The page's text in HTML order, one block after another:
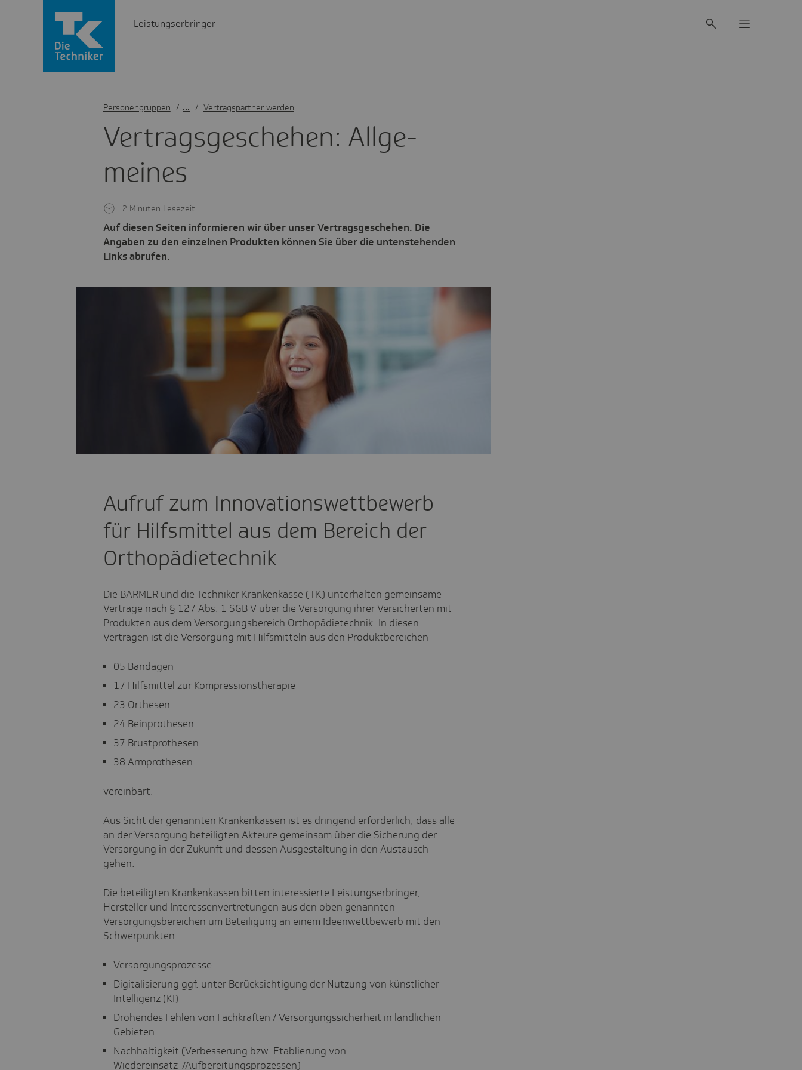
Leistungserbringer
Vertrags­ge­sche­hen: Allge­
meines
Auf diesen Seiten informieren wir über unser Vertragsgeschehen. Die
Angaben zu den einzelnen Produkten können Sie über die untenstehenden
Links abrufen.
2 Minuten Lesezeit
Personengruppen / Vertragspartner werden
Aufruf zum Innovationswettbewerb
für Hilfsmittel aus dem Bereich der
Orthopädietechnik
Die BARMER und die Techniker Krankenkasse (TK) unterhalten gemeinsame
Verträge nach § 127 Abs. 1 SGB V über die Versorgung ihrer Versicherten mit
Produkten aus dem Versorgungsbereich Orthopädietechnik. In diesen
Verträgen ist die Versorgung mit Hilfsmitteln aus den Produktbereichen
05 Bandagen
17 Hilfsmittel zur Kompressionstherapie
23 Orthesen
24 Beinprothesen
37 Brustprothesen
38 Armprothesen
vereinbart.
Aus Sicht der genannten Krankenkassen ist es dringend erforderlich, dass alle
an der Versorgung beteiligten Akteure gemeinsam über die Sicherung der
Versorgung in der Zukunft und dessen Ausgestaltung in den Austausch
gehen.
Die beteiligten Krankenkassen bitten interessierte Leistungserbringer,
Hersteller und Interessenvertretungen aus den oben genannten
Versorgungsbereichen um Beteiligung an einem Ideenwettbewerb mit den
Schwerpunkten
Versorgungsprozesse
Digitalisierung ggf. unter Berücksichtigung der Nutzung von künstlicher
Intelligenz (KI)
Drohendes Fehlen von Fachkräften / Versorgungssicherheit in ländlichen
Gebieten
Nachhaltigkeit (Verbesserung bzw. Etablierung von
Wiedereinsatz-/Aufbereitungsprozessen)